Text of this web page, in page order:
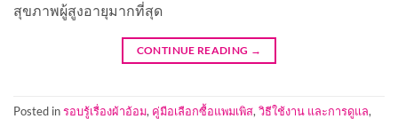
สุขภาพผู้สูงอายุมากที่สุด
CONTINUE READING →
Posted inรอบรู้เรื่องผ้าอ้อม, คู่มือเลือกซื้อแพมเพิส, วิธีใช้งาน และการดูแล,